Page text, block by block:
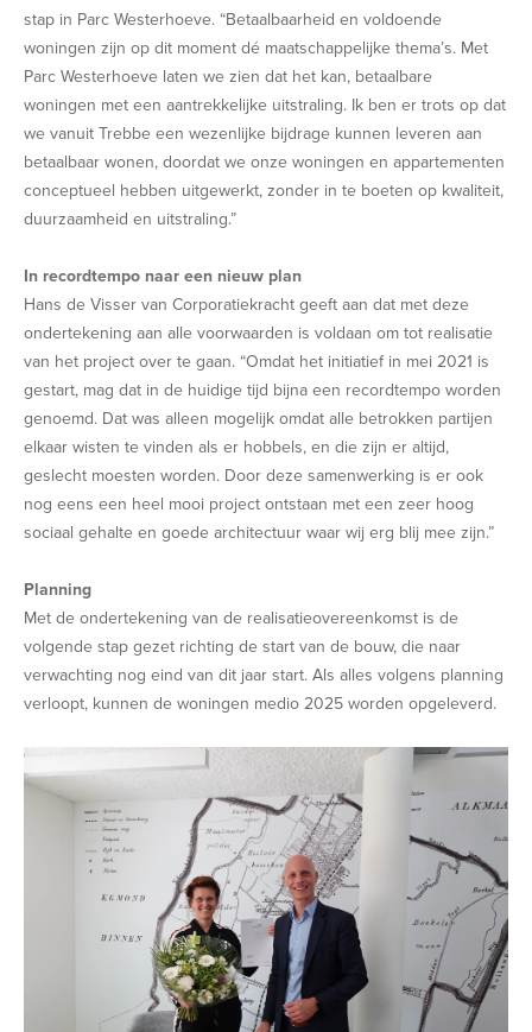
stap in Parc Westerhoeve. “Betaalbaarheid en voldoende
woningen zijn op dit moment dé maatschappelijke thema’s. Met
Parc Westerhoeve laten we zien dat het kan, betaalbare
woningen met een aantrekkelijke uitstraling. Ik ben er trots op dat
we vanuit Trebbe een wezenlijke bijdrage kunnen leveren aan
betaalbaar wonen, doordat we onze woningen en appartementen
conceptueel hebben uitgewerkt, zonder in te boeten op kwaliteit,
duurzaamheid en uitstraling.”
In recordtempo naar een nieuw plan
Hans de Visser van Corporatiekracht geeft aan dat met deze
ondertekening aan alle voorwaarden is voldaan om tot realisatie
van het project over te gaan. “Omdat het initiatief in mei 2021 is
gestart, mag dat in de huidige tijd bijna een recordtempo worden
genoemd. Dat was alleen mogelijk omdat alle betrokken partijen
elkaar wisten te vinden als er hobbels, en die zijn er altijd,
geslecht moesten worden. Door deze samenwerking is er ook
nog eens een heel mooi project ontstaan met een zeer hoog
sociaal gehalte en goede architectuur waar wij erg blij mee zijn.”
Planning
Met de ondertekening van de realisatieovereenkomst is de
volgende stap gezet richting de start van de bouw, die naar
verwachting nog eind van dit jaar start. Als alles volgens planning
verloopt, kunnen de woningen medio 2025 worden opgeleverd.